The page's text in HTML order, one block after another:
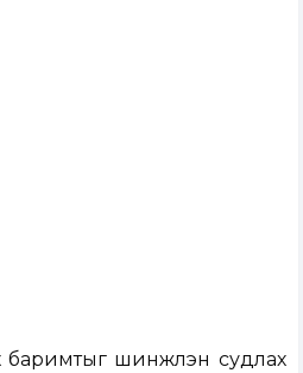
баримтыг шинжлэн судлах